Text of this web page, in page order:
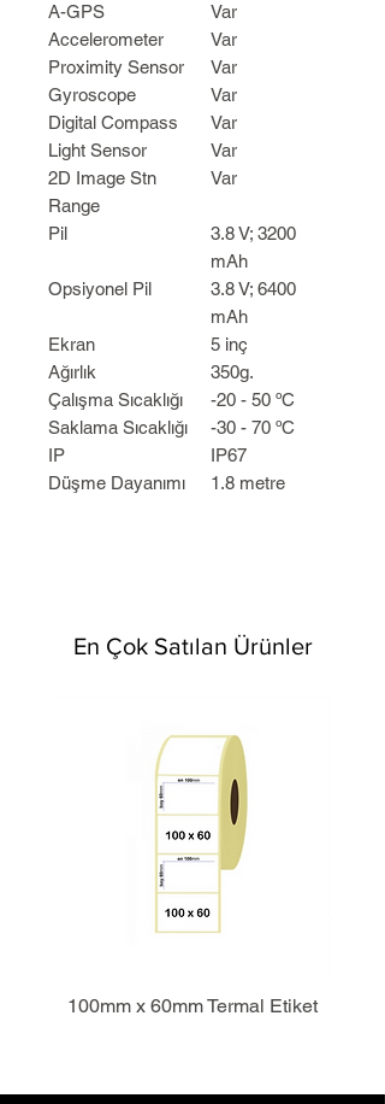
A-GPS
Var
Accelerometer
Var
Proximity Sensor
Var
Gyroscope
Var
Digital Compass
Var
Light Sensor
Var
2D Image Stn
Range
Var
Pil
3.8 V; 3200
mAh
Opsiyonel Pil
3.8 V; 6400
mAh
Ekran
5 inç
Ağırlık
350g.
Çalışma Sıcaklığı
-20 - 50 ºC
Saklama Sıcaklığı
-30 - 70 ºC
IP
IP67
Düşme Dayanımı
1.8 metre
En Çok Satılan Ürünler
100mm x 60mm Termal Etiket